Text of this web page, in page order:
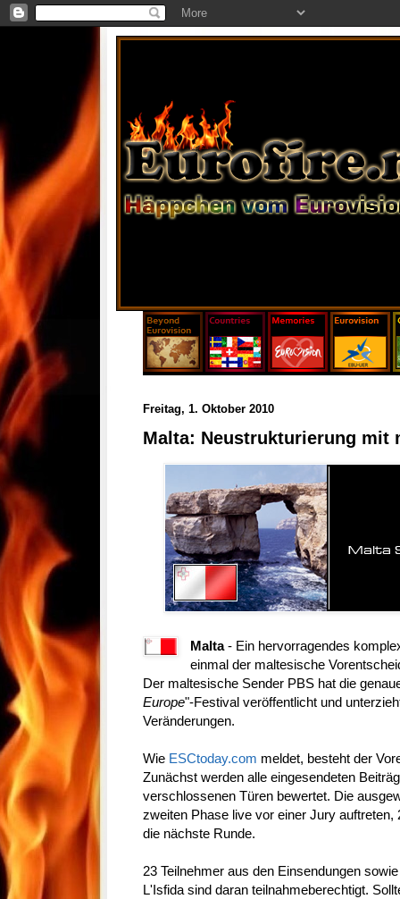
Freitag, 1. Oktober 2010
Malta: Neustrukturierung mit
Malta- Ein hervorragendes
einmal der maltesische
Der maltesische Sender PBS hat die
Europe"-Festival veröffentlicht und
Veränderungen.
Wie ESCtoday.com meldet, besteht der
Zunächst werden alle eingesendeten
verschlossenen Türen bewertet. Die
zweiten Phase live vor einer Jury
die nächste Runde.
23 Teilnehmer aus den Einsendungen
L'Isfida sind daran teilnahmeberechtigt.